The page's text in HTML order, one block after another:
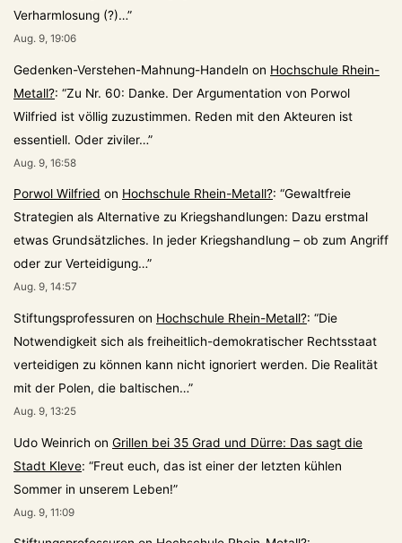
Verharmlosung (?)…”
Aug. 9, 19:06
Gedenken-Verstehen-Mahnung-Handeln on Hochschule Rhein-
Metall?: “Zu Nr. 60: Danke. Der Argumentation von Porwol
Wilfried ist völlig zuzustimmen. Reden mit den Akteuren ist
essentiell. Oder ziviler…”
Aug. 9, 16:58
Porwol Wilfried on Hochschule Rhein-Metall?: “Gewaltfreie
Strategien als Alternative zu Kriegshandlungen: Dazu erstmal
etwas Grundsätzliches. In jeder Kriegshandlung – ob zum Angriff
oder zur Verteidigung…”
Aug. 9, 14:57
Stiftungsprofessuren on Hochschule Rhein-Metall?: “Die
Notwendigkeit sich als freiheitlich-demokratischer Rechtsstaat
verteidigen zu können kann nicht ignoriert werden. Die Realität
mit der Polen, die baltischen…”
Aug. 9, 13:25
Udo Weinrich on Grillen bei 35 Grad und Dürre: Das sagt die
Stadt Kleve: “Freut euch, das ist einer der letzten kühlen
Sommer in unserem Leben!”
Aug. 9, 11:09